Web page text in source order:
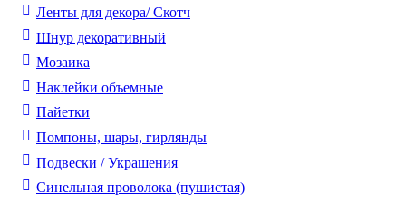
Ленты для декора/ Скотч
Шнур декоративный
Мозаика
Наклейки объемные
Пайетки
Помпоны, шары, гирлянды
Подвески / Украшения
Синельная проволока (пушистая)